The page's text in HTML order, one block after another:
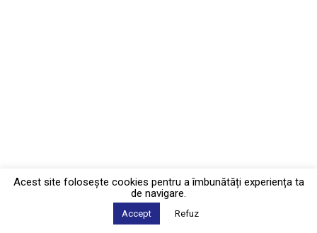
Acest site foloseşte cookies pentru a îmbunătăți experiența ta
de navigare.
Accept Refuz